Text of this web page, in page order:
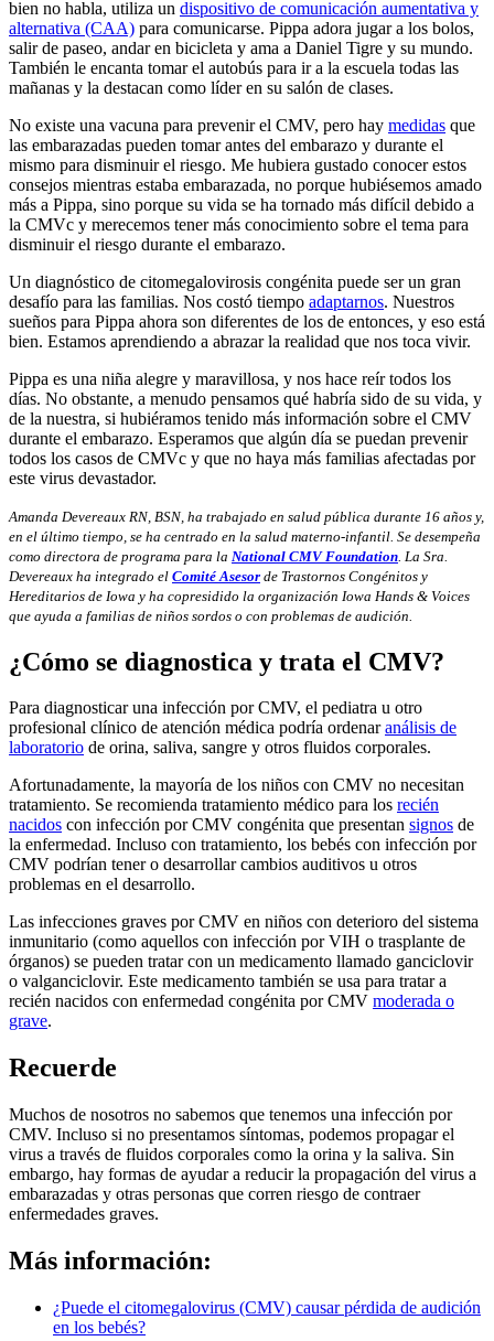
bien no habla, utiliza un dispositivo de comunicación aumentativa y
alternativa (CAA) para comunicarse. Pippa adora jugar a los bolos,
salir de paseo, andar en bicicleta y ama a Daniel Tigre y su mundo.
También le encanta tomar el autobús para ir a la escuela todas las
mañanas y la destacan como líder en su salón de clases.
No existe una vacuna para prevenir el CMV, pero hay medidas que
las embarazadas pueden tomar antes del embarazo y durante el
mismo para disminuir el riesgo. Me hubiera gustado conocer estos
consejos mientras estaba embarazada, no porque hubiésemos amado
más a Pippa, sino porque su vida se ha tornado más difícil debido a
la CMVc y merecemos tener más conocimiento sobre el tema para
disminuir el riesgo durante el embarazo.
Un diagnóstico de citomegalovirosis congénita puede ser un gran
desafío para las familias. Nos costó tiempo adaptarnos. Nuestros
sueños para Pippa ahora son diferentes de los de entonces, y eso está
bien. Estamos aprendiendo a abrazar la realidad que nos toca vivir.
Pippa es una niña alegre y maravillosa, y nos hace reír todos los
días. No obstante, a menudo pensamos qué habría sido de su vida, y
de la nuestra, si hubiéramos tenido más información sobre el CMV
durante el embarazo. Esperamos que algún día se puedan prevenir
todos los casos de CMVc y que no haya más familias afectadas por
este virus devastador.
Amanda Devereaux RN, BSN, ha trabajado en salud pública durante 16 años y,
en el último tiempo, se ha centrado en la salud materno-infantil. Se desempeña
como directora de programa para la National CMV Foundation . La Sra.
Devereaux ha integrado el Comité Asesor de Trastornos Congénitos y
Hereditarios de Iowa y ha copresidido la organización Iowa Hands & Voices
que ayuda a familias de niños sordos o con problemas de audición.
¿Cómo se diagnostica y trata el CMV?
Para diagnosticar una infección por CMV, el pediatra u otro
profesional clínico de atención médica podría ordenaranálisis de
laboratorio de orina, saliva, sangre y otros fluidos corporales.
Afortunadamente, la mayoría de los niños con CMV no necesitan
tratamiento. Se recomienda tratamiento médico para los recién
nacidos con infección por CMV congénita que presentan signos de
la enfermedad. Incluso con tratamiento, los bebés con infección por
CMV podrían tener o desarrollar cambios auditivos u otros
problemas en el desarrollo.
Las infecciones graves por CMV en niños con deterioro del sistema
inmunitario (como aquellos con infección por VIH o trasplante de
órganos) se pueden tratar con un medicamento llamado ganciclovir
o valganciclovir. Este medicamento también se usa para tratar a
recién nacidos con enfermedad congénita por CMV moderada o
grave.
Recuerde
Muchos de nosotros no sabemos que tenemos una infección por
CMV. Incluso si no presentamos síntomas, podemos propagar el
virus a través de fluidos corporales como la orina y la saliva. Sin
embargo, hay formas de ayudar a reducir la propagación del virus a
embarazadas y otras personas que corren riesgo de contraer
enfermedades graves.
Más información:
¿Puede el citomegalovirus (CMV) causar pérdida de audición
en los bebés?